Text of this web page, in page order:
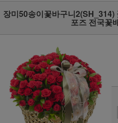
장미50송이꽃바구니
포즈 전국꽃